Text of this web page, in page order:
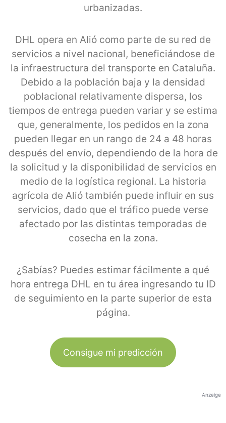
urbanizadas.
DHL opera en Alió como parte de su red de
servicios a nivel nacional, beneficiándose de
la infraestructura del transporte en Cataluña.
Debido a la población baja y la densidad
poblacional relativamente dispersa, los
tiempos de entrega pueden variar y se estima
que, generalmente, los pedidos en la zona
pueden llegar en un rango de 24 a 48 horas
después del envío, dependiendo de la hora de
la solicitud y la disponibilidad de servicios en
medio de la logística regional. La historia
agrícola de Alió también puede influir en sus
servicios, dado que el tráfico puede verse
afectado por las distintas temporadas de
cosecha en la zona.
¿Sabías? Puedes estimar fácilmente a qué
hora entrega DHL en tu área ingresando tu ID
de seguimiento en la parte superior de esta
página.
Consigue mi predicción
Anzeige